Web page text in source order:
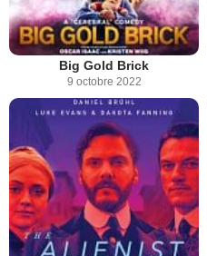
Big Gold Brick
9 octobre 2022